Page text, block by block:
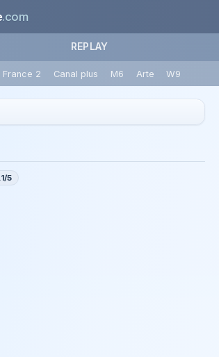
.com
REPLAY
France 2 Canal plus M6 Arte W9
5